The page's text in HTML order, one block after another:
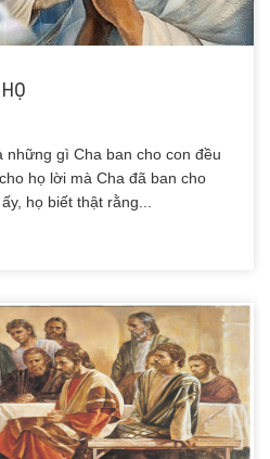
những gì Cha ban cho con đều
họ lời mà Cha đã ban cho
họ biết thật rằng...